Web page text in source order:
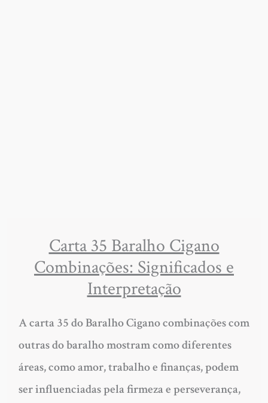
Carta 35 Baralho Cigano
Combinações: Significados e
Interpretação
A carta 35 do Baralho Cigano combinações com
outras do baralho mostram como diferentes
áreas, como amor, trabalho e finanças, podem
ser influenciadas pela firmeza e perseverança,